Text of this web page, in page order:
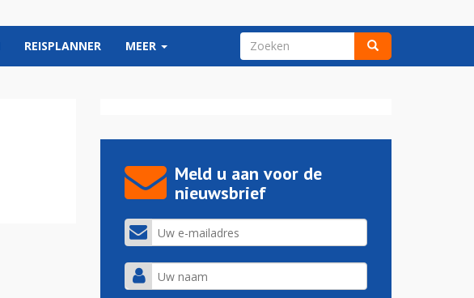
REISPLANNER MEER ZOEKVELD
Meld u aan voor de
nieuwsbrief